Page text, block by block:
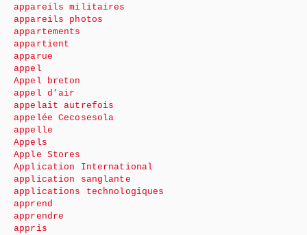
appareils militaires
appareils photos
appartements
appartient
apparue
appel
Appel breton
appel d’air
appelait autrefois
appelée Cecosesola
appelle
Appels
Apple Stores
Application International
application sanglante
applications technologiques
apprend
apprendre
appris